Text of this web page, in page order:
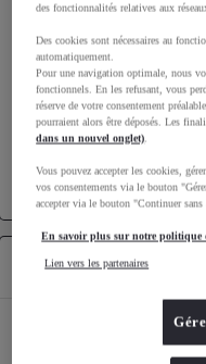
Vitesse maximale
Accélération 0-100km/h
Transmission
Transmission
Équipements
des fonctionnalités relatives aux
Des cookies sont nécessaires au
automatiquement.
Pour une navigation optimale, nous
fonctionnels. En les refusant, vous
réserve de votre consentement
pourraient alors être déposés. Les
dans un nouvel onglet).
Vous pouvez accepter les cookies,
vos consentements via le bouton
accepter via le bouton "Continuer sans
En savoir plus sur notre politique
Lien vers les partenaires